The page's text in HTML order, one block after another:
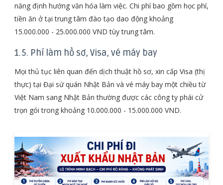
năng định hướng văn hóa làm việc. Chi phí bao gồm học phí,
tiền ăn ở tại trung tâm đào tạo dao động khoảng
15.000.000 - 25.000.000 VND tùy trung tâm.
1.5. Phí làm hồ sơ, Visa, vé máy bay
Mọi thủ tục liên quan đến dịch thuật hồ sơ, xin cấp Visa (thị
thực) tại Đại sứ quán Nhật Bản và vé máy bay một chiều từ
Việt Nam sang Nhật Bản thường được các công ty phái cử
trọn gói trong khoảng 10.000.000 - 15.000.000 VND.